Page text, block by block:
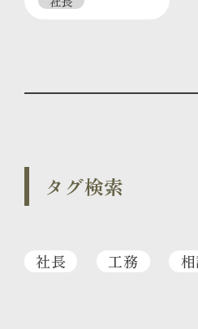
タグ検索
社長 工務